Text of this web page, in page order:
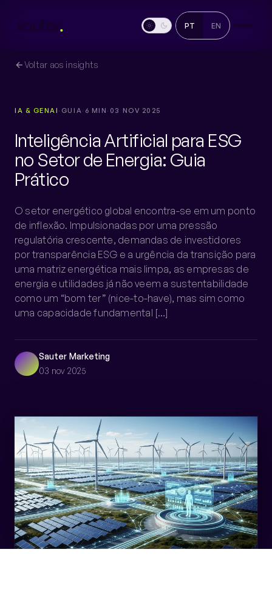
PT EN
EN
Falar com a Sauter
Voltar aos insights
IA & GENAI · GUIA· 6 MIN · 03 NOV 2025
Inteligência Artificial para ESG
no Setor de Energia: Guia
Prático
O setor energético global encontra-se em um ponto
de inflexão. Impulsionadas por uma pressão
regulatória crescente, demandas de investidores
por transparência ESG e a urgência da transição para
uma matriz energética mais limpa, as empresas de
energia e utilidades já não veem a sustentabilidade
como um “bom ter” (nice-to-have), mas sim como
uma capacidade fundamental […]
Sauter Marketing
03 nov 2025